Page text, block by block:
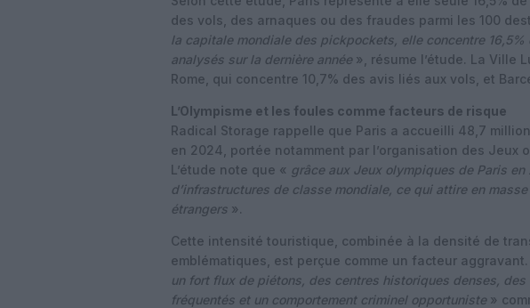
des vols, des arnaques ou des fraudes parmi les 100
la capitale mondiale des pickpockets, elle concentre
analysés sur la dernière année », résume l’étude. La Ville
Rome, qui concentre 10,7% des avis liés aux vols, et
L’Olympisme et les foules comme facteurs de risque
Radical Storage rappelle que Paris a accueilli 48,7
en 2024, portée notamment par l’organisation des Jeux
L’étude note que « grâce aux Jeux olympiques de Paris
d’infrastructures de classe mondiale, ce qui attire en
étrangers ».
Cette intensité touristique, combinée à la densité de
emblématiques, est perçue comme un facteur
un fort flux de piétons, des centres historiques denses,
fréquentés et un comportement criminel opportuniste »